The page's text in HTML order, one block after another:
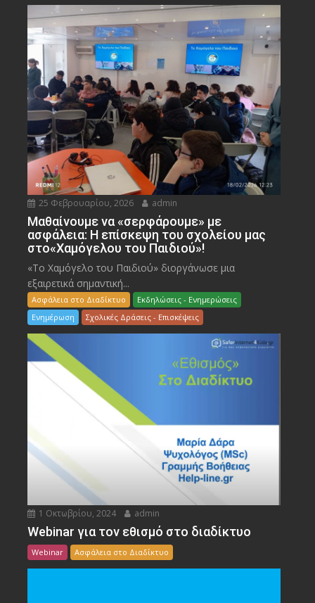
25 Φεβρουαρίου, 2026 admin
Μαθαίνουμε να «σερφάρουμε» με
ασφάλεια: Η επίσκεψη του σχολείου μας
στο«Χαμόγελου του Παιδιού»!
«Το Χαμόγελο του Παιδιού» διοργάνωσε μια
εξαιρετικά σημαντική...
Ασφάλεια στο Διαδίκτυο
Εκδηλώσεις - Ενημερώσεις
Ενημέρωση
Σχολικές Δράσεις - Επισκέψεις
1 Οκτωβρίου, 2024 admin
Webinar για τον εθισμό στο διαδίκτυο
Webinar Ασφάλεια στο Διαδίκτυο